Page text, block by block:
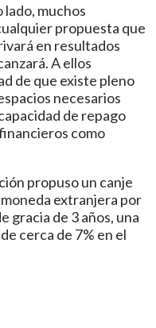
lado, muchos
propuesta que
en resultados
A ellos
de que existe pleno
necesarios
de repago
como
propuso un canje
extranjera por
gracia de 3 años, una
cerca de 7% en el